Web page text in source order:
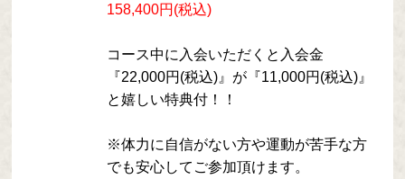
158,400円(税込)
コース中に入会いただくと入会金
『22,000円(税込)』が『11,000円(税込)』
と嬉しい特典付！！
※体力に自信がない方や運動が苦手な方
でも安心してご参加頂けます。